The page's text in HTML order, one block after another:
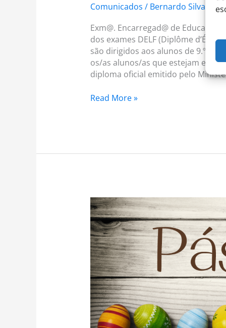
Comunicados / Bernardo Silva
Exm@. Encarregad@ de Educação
dos exames DELF (Diplôme
são dirigidos aos alunos de 9.º
os/as alunos/as que estejam
diploma oficial emitido pelo
Read More »
CEE:
53
–
2021/22
–
Interrupção
A.
L.
da
Páscoa